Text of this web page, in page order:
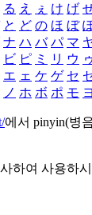
る え ぇ け げ
と ど の ほ ぼ
ナ ハ バ パ マ
ビ ピ ミ リ ウ ゥ
エ ェ ケ ゲ セ
ノ ホ ボ ポ モ ヨ
에서 pinyin(병
하여 사용하